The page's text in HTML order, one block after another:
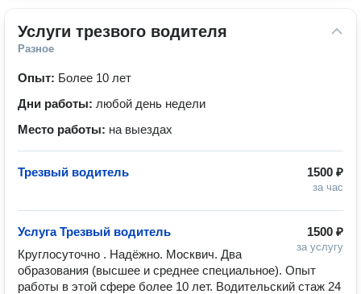
Услуги трезвого водителя
Разное
Опыт: Более 10 лет
Дни работы: любой день недели
Место работы: на выездах
1500 ₽
за час
Трезвый водитель
1500 ₽
за услугу
Услуга Трезвый водитель
Круглосуточно . Надёжно. Москвич. Два
образования (высшее и среднее специальное). Опыт
работы в этой сфере более 10 лет. Водительский стаж 24